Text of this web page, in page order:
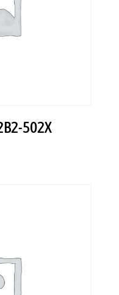
502X